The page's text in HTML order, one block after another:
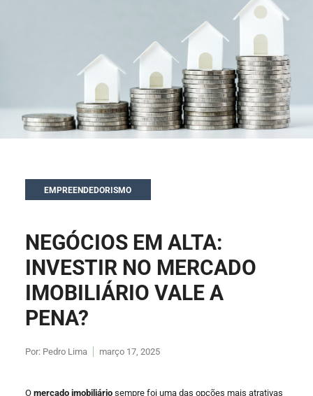
EMPREENDEDORISMO
NEGÓCIOS EM ALTA:
INVESTIR NO MERCADO
IMOBILIÁRIO VALE A
PENA?
Por: Pedro Lima março 17, 2025
O mercado imobiliáriosempre foi uma das opções mais atrativas